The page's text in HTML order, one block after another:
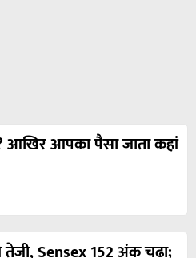
आखिर आपका पैसा जाता कहां
तेजी, Sensex 152 अंक चढ़ा;